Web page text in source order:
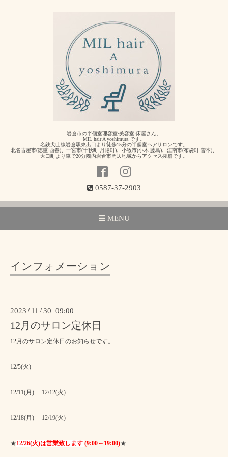
岩倉市の半個室理容室·美容室·床屋さん。
MIL hair A yoshimura です。
名鉄犬山線岩倉駅東出口より徒歩15分の半個室ヘアサロンです。
北名古屋市(徳重·西春)、一宮市(千秋町·丹陽町)、小牧市(小木·藤島)、江南市(布袋町·曽本)、
大口町より車で20分圏内岩倉市周辺地域からアクセス抜群です。
0587-37-2903
MENU
インフォメーション
2023 / 11 /30 09:00
12月のサロン定休日
12月のサロン定休日のお知らせです。
12/5(火)
12/11(月) 12/12(火)
12/18(月) 12/19(火)
★12/26(火)は営業致します (9:00～19:00)★